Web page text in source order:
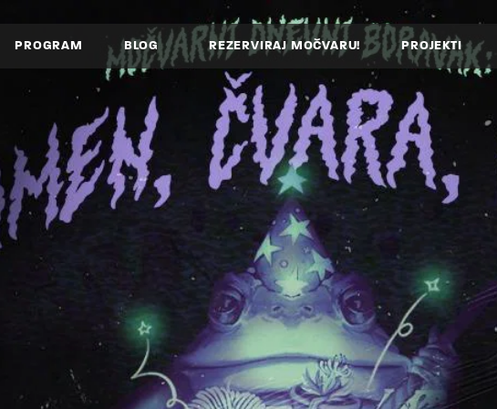
PROGRAM BLOG REZERVIRAJ MOČVARU! PROJEKTI